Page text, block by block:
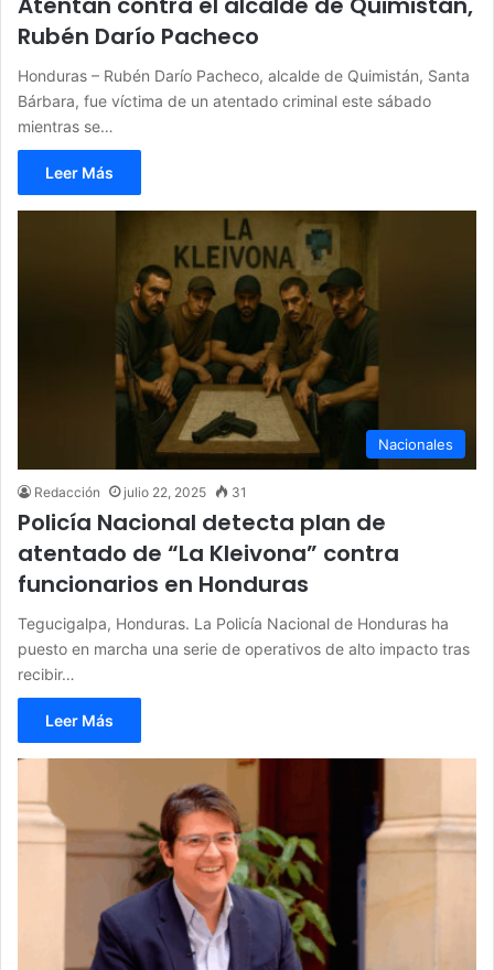
Rubén Darío Pacheco
Honduras – Rubén Darío Pacheco, alcalde de Quimistán, Santa
Bárbara, fue víctima de un atentado criminal este sábado
mientras se…
Leer Más
Nacionales
Redacción julio 22, 2025 31
Policía Nacional detecta plan de
atentado de “La Kleivona” contra
funcionarios en Honduras
Tegucigalpa, Honduras. La Policía Nacional de Honduras ha
puesto en marcha una serie de operativos de alto impacto tras
recibir…
Leer Más